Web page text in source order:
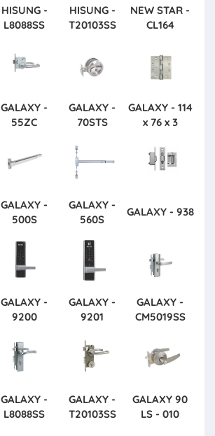
HISUNG -
L8088SS
HISUNG -
T20103SS
NEW STAR -
CL164
GALAXY -
55ZC
GALAXY -
70STS
GALAXY - 114
x 76 x 3
GALAXY -
500S
GALAXY -
560S
GALAXY - 938
GALAXY -
9200
GALAXY -
9201
GALAXY -
CM5019SS
GALAXY -
L8088SS
GALAXY -
T20103SS
GALAXY 90
LS - 010